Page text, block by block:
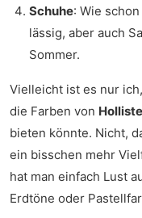
Schuhe: Wie
lässig, aber auch
Sommer.
Vielleicht ist es nur
die Farben von
bieten könnte. Nicht,
ein bisschen mehr
hat man einfach Lust
Erdtöne oder